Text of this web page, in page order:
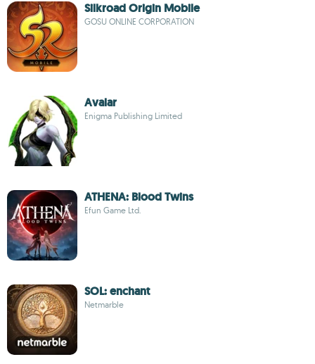
Silkroad Origin Mobile
GOSU ONLINE CORPORATION
Avalar
Enigma Publishing Limited
ATHENA: Blood Twins
Efun Game Ltd.
SOL: enchant
Netmarble